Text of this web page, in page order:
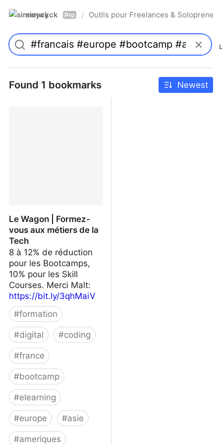
simwyck Pro / Outils pour Freelances &
Found 1 bookmarks Newest
Le Wagon | Formez-
vous aux métiers de la
Tech
8 à 12% de réduction
pour les Bootcamps,
10% pour les Skill
Courses. Merci Malt:
https://bit.ly/3qhMaiV
#formation
#digital #coding
#france
#bootcamp
#elearning
#europe #asie
#ameriques